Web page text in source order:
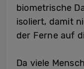
biometrische
isoliert, damit
der Ferne auf
Da viele